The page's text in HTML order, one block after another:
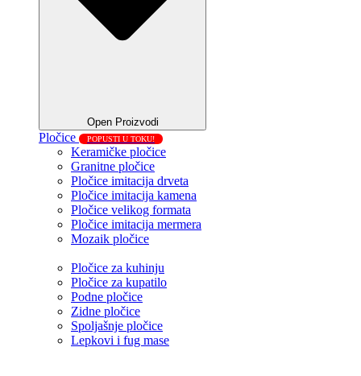
Open Proizvodi
Pločice POPUSTI U TOKU!
Keramičke pločice
Granitne pločice
Pločice imitacija drveta
Pločice imitacija kamena
Pločice velikog formata
Pločice imitacija mermera
Mozaik pločice
Pločice za kuhinju
Pločice za kupatilo
Podne pločice
Zidne pločice
Spoljašnje pločice
Lepkovi i fug mase